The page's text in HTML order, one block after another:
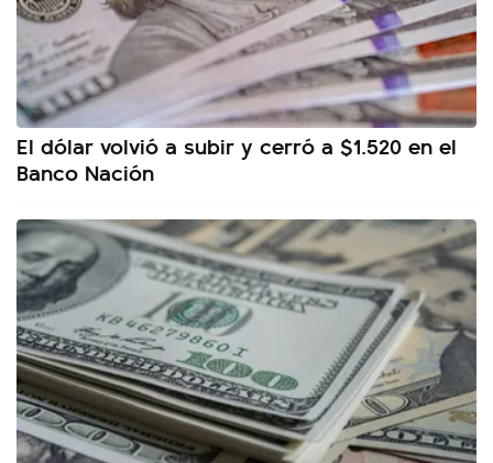
El dólar volvió a subir y cerró a $1.520 en el
Banco Nación